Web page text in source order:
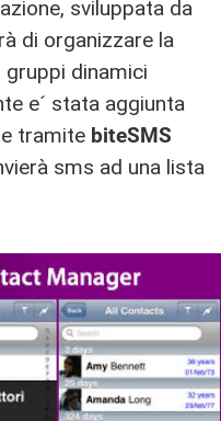
sviluppata da
di organizzare la
dinamici
e´ stata aggiunta
tramite biteSMS
sms ad una lista